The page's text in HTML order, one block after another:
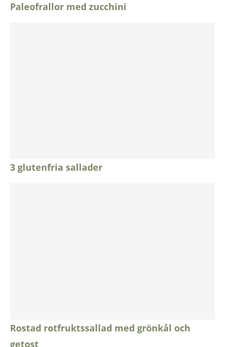
Paleofrallor med zucchini
3 glutenfria sallader
Rostad rotfruktssallad med grönkål och
getost